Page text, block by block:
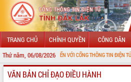
TRANG CHỦ CHÍNH QUYỀN CÔNG DÂN
Thứ năm, 06/08/2026
CHÀO MỪNG ĐẾN VỚI CỔNG THÔNG TIN ĐIỆN TỬ TỈNH ĐẮK
GIỚI THIỆU
VĂN BẢN CHỈ ĐẠO ĐIỀU HÀNH